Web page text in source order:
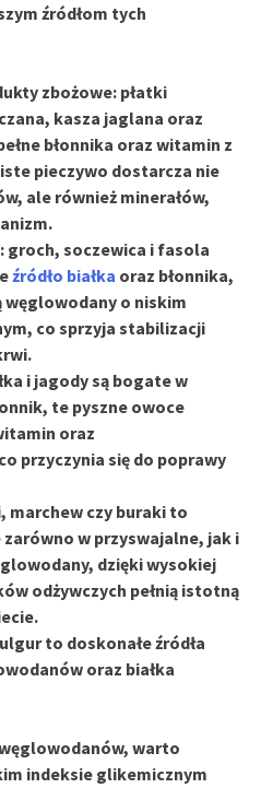
źródłom tych
zbożowe: płatki
kasza jaglana oraz
błonnika oraz witamin z
pieczywo dostarcza nie
ale również minerałów,
: groch, soczewica i fasola
źródło białka oraz błonnika,
węglowodany o niskim
, co sprzyja stabilizacji
i jagody są bogate w
te pyszne owoce
oraz
przyczynia się do poprawy
marchew czy buraki to
w przyswajalne, jak i
dzięki wysokiej
odżywczych pełnią istotną
to doskonałe źródła
oraz białka
warto
indeksie glikemicznym